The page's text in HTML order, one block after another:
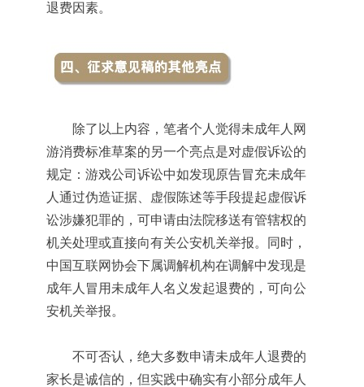
退费因素。
除了以上内容，笔者个人觉得未成年人网
游消费标准草案的另一个亮点是对虚假诉讼的
规定：游戏公司诉讼中如发现原告冒充未成年
人通过伪造证据、虚假陈述等手段提起虚假诉
讼涉嫌犯罪的，可申请由法院移送有管辖权的
机关处理或直接向有关公安机关举报。同时，
中国互联网协会下属调解机构在调解中发现是
成年人冒用未成年人名义发起退费的，可向公
安机关举报。
不可否认，绝大多数申请未成年人退费的
家长是诚信的，但实践中确实有小部分成年人